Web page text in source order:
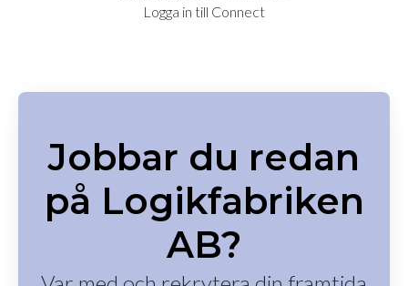
Logga in till Connect
Jobbar du redan
på Logikfabriken
AB?